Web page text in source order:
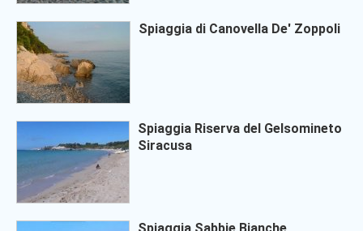
Spiaggia di Canovella De' Zoppoli
Spiaggia Riserva del Gelsomineto
Siracusa